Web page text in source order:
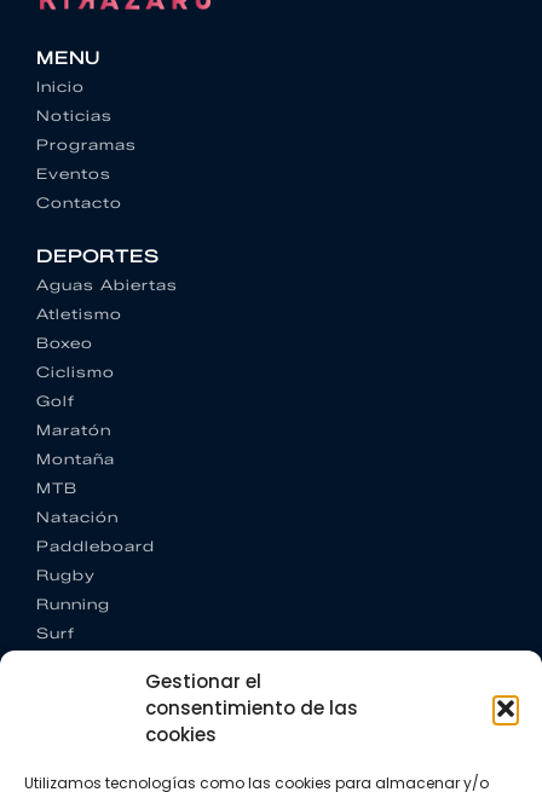
Gestionar el
consentimiento de las
cookies
Utilizamos tecnologías como las cookies para almacenar y/o
MENU
Inicio
Noticias
Programas
Eventos
Contacto
DEPORTES
Aguas Abiertas
Atletismo
Boxeo
Ciclismo
Golf
Maratón
Montaña
MTB
Natación
Paddleboard
Rugby
Running
Surf
CONTACTO